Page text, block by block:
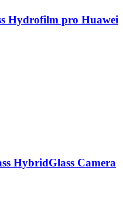
Hydrofilm pro Huawei
HybridGlass Camera